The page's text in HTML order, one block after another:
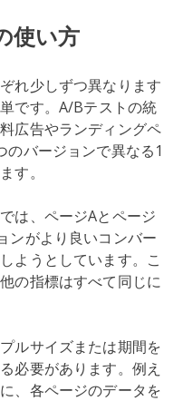
使い方
れ少しずつ異なります
です。A/Bテストの統
広告やランディングペ
のバージョンで異なる1
す。
は、ページAとページ
ンがより良いコンバー
ようとしています。こ
の指標はすべて同じに
ルサイズまたは期間を
必要があります。例え
、各ページのデータを